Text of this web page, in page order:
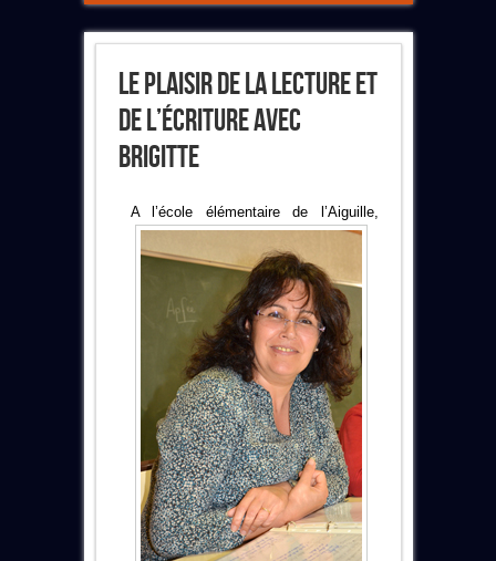
Le Plaisir De La Lecture Et
De L’écriture Avec
Brigitte
A l’école élémentaire de l’Aiguille,